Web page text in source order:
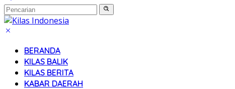
BERANDA
KILAS BALIK
KILAS BERITA
KABAR DAERAH